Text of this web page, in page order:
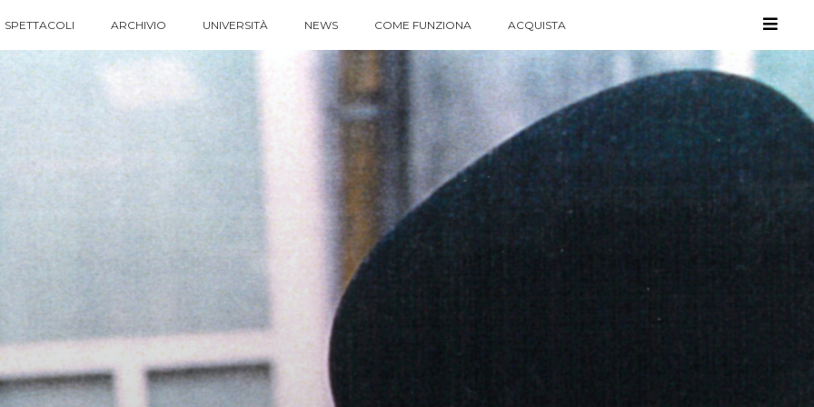
SPETTACOLI ARCHIVIO UNIVERSITÀ NEWS COME FUNZIONA ACQUISTA